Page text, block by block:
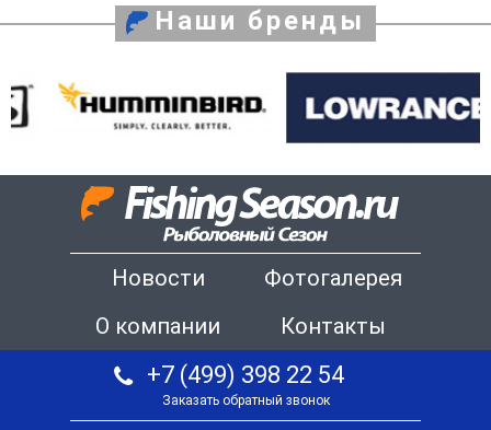
Наши бренды
Новости
Фотогалерея
О компании
Контакты
+7 (499) 398 22 54
Заказать обратный звонок